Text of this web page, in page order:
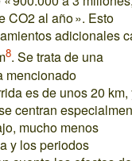
CO2 al año ». Esto
adicionales
8. Se trata de una
mencionado
es de unos 20 km,
centran
mucho menos
y los periodos